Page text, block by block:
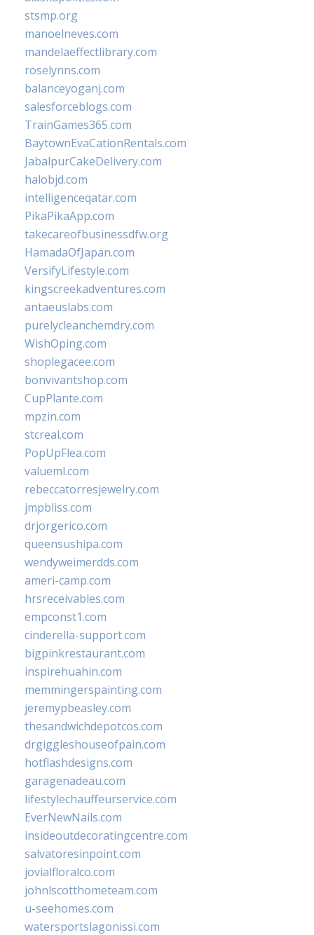
stsmp.org
manoelneves.com
mandelaeffectlibrary.com
roselynns.com
balanceyoganj.com
salesforceblogs.com
TrainGames365.com
BaytownEvaCationRentals.com
JabalpurCakeDelivery.com
halobjd.com
intelligenceqatar.com
PikaPikaApp.com
takecareofbusinessdfw.org
HamadaOfJapan.com
VersifyLifestyle.com
kingscreekadventures.com
antaeuslabs.com
purelycleanchemdry.com
WishOping.com
shoplegacee.com
bonvivantshop.com
CupPlante.com
mpzin.com
stcreal.com
PopUpFlea.com
valueml.com
rebeccatorresjewelry.com
jmpbliss.com
drjorgerico.com
queensushipa.com
wendyweimerdds.com
ameri-camp.com
hrsreceivables.com
empconst1.com
cinderella-support.com
bigpinkrestaurant.com
inspirehuahin.com
memmingerspainting.com
jeremypbeasley.com
thesandwichdepotcos.com
drgiggleshouseofpain.com
hotflashdesigns.com
garagenadeau.com
lifestylechauffeurservice.com
EverNewNails.com
insideoutdecoratingcentre.com
salvatoresinpoint.com
jovialfloralco.com
johnlscotthometeam.com
u-seehomes.com
watersportslagonissi.com